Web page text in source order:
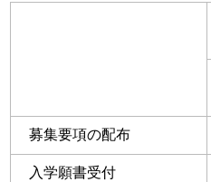
募集要項の配布
入学願書受付